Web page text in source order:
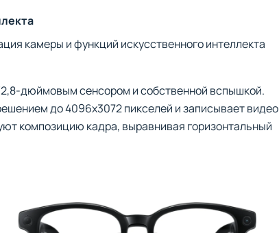
камеры и функций искусственного интеллекта
дюймовым сенсором и собственной вспышкой.
до 4096x3072 пикселей и записывает видео
композицию кадра, выравнивая горизонтальный